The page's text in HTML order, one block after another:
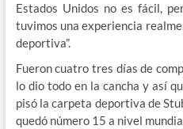
Estados Unidos no es fácil,
tuvimos una experiencia
deportiva”.
Fueron cuatro tres días de
lo dio todo en la cancha y así
pisó la carpeta deportiva de
quedó número 15 a nivel